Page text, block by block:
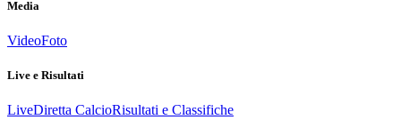
Media
VideoFoto
Live e Risultati
LiveDiretta CalcioRisultati e Classifiche